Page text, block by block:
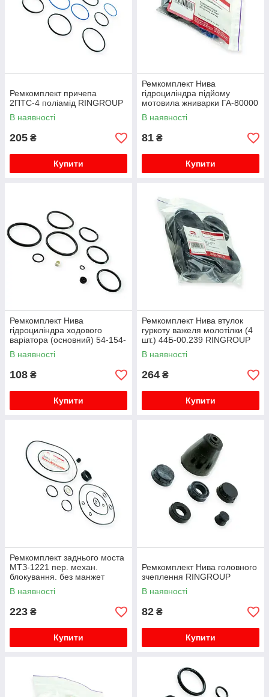
Ремкомплект причепа
2ПТС-4 поліамід RINGROUP
В наявності
205 ₴
Купити
Ремкомплект Нива
гідроциліндра підйому
мотовила жниварки ГА-80000
СК-5М1 RINGROUP
В наявності
81 ₴
Купити
Ремкомплект Нива
гідроциліндра ходового
варіатора (основний) 54-154-
3 RINGROUP
В наявності
108 ₴
Купити
Ремкомплект Нива втулок
гуркоту важеля молотілки (4
шт.) 44Б-00.239 RINGROUP
В наявності
264 ₴
Купити
Ремкомплект заднього моста
МТЗ-1221 пер. механ.
блокування. без манжет
RINGROUP
В наявності
223 ₴
Купити
Ремкомплект Нива головного
зчеплення RINGROUP
В наявності
82 ₴
Купити